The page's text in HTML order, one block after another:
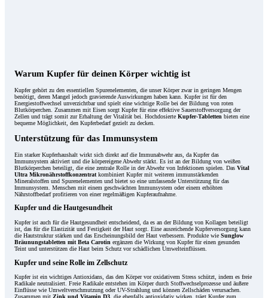
Warum Kupfer für deinen Körper wichtig ist
Kupfer gehört zu den essentiellen Spurenelementen, die unser Körper zwar in geringen Mengen
benötigt, deren Mangel jedoch gravierende Auswirkungen haben kann. Kupfer ist für den
Energiestoffwechsel unverzichtbar und spielt eine wichtige Rolle bei der Bildung von roten
Blutkörperchen. Zusammen mit Eisen sorgt Kupfer für eine effektive Sauerstoffversorgung der
Zellen und trägt somit zur Erhaltung der Vitalität bei. HochdosierteKupfer-Tabletten bieten eine
bequeme Möglichkeit, den Kupferbedarf gezielt zu decken.
Unterstützung für das Immunsystem
Ein starker Kupferhaushalt wirkt sich direkt auf die Immunabwehr aus, da Kupfer das
Immunsystem aktiviert und die körpereigene Abwehr stärkt. Es ist an der Bildung von weißen
Blutkörperchen beteiligt, die eine zentrale Rolle in der Abwehr von Infektionen spielen. DasVital
Ultra Mikronährstoffkonzentrat kombiniert Kupfer mit weiteren immunstärkenden
Mineralstoffen und Spurenelementen und bietet so eine umfassende Unterstützung für das
Immunsystem. Menschen mit einem geschwächten Immunsystem oder einem erhöhten
Nährstoffbedarf profitieren von einer regelmäßigen Kupferaufnahme.
Kupfer und die Hautgesundheit
Kupfer ist auch für die Hautgesundheit entscheidend, da es an der Bildung von Kollagen beteiligt
ist, das für die Elastizität und Festigkeit der Haut sorgt. Eine ausreichende Kupferversorgung kann
die Hautstruktur stärken und das Erscheinungsbild der Haut verbessern. Produkte wieSunglow
Bräunungstabletten mit Beta Carotin ergänzen die Wirkung von Kupfer für einen gesunden
Teint und unterstützen die Haut beim Schutz vor schädlichen Umwelteinflüssen.
Kupfer und seine Rolle im Zellschutz
Kupfer ist ein wichtiges Antioxidans, das den Körper vor oxidativem Stress schützt, indem es freie
Radikale neutralisiert. Freie Radikale entstehen im Körper durch Stoffwechselprozesse und äußere
Einflüsse wie Umweltverschmutzung oder UV-Strahlung und können Zellschäden verursachen.